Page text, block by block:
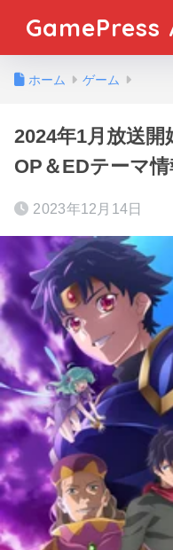
GamePress
ホーム ゲーム
2024年1月放送開
OP＆EDテーマ情
2023年12月14日